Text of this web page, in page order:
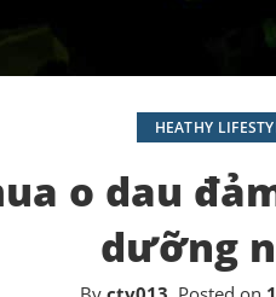
HEATHY
o dau
dưỡng